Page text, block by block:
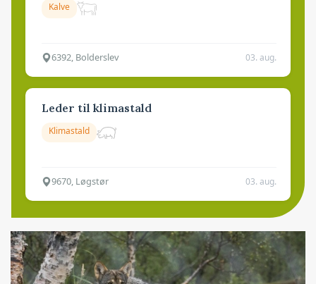
Kalve
6392, Bolderslev 03. aug.
Leder til klimastald
Klimastald
9670, Løgstør 03. aug.